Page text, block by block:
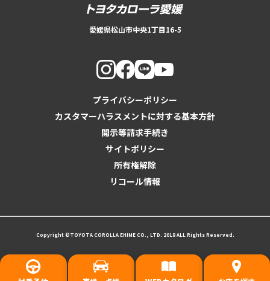
愛媛県松山市中央1丁目16-5
プライバシーポリシー
カスタマーハラスメントに対する基本方針
開示等請求手続き
サイトポリシー
所有権解除
リコール情報
Copyright ©TOYOTA COROLLA EHIME CO., LTD. 2018 ALL Rights Reserved.